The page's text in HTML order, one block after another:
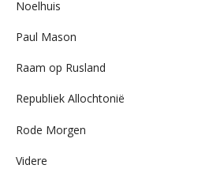
Noelhuis
Paul Mason
Raam op Rusland
Republiek Allochtonië
Rode Morgen
Videre